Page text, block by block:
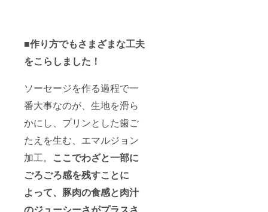
■作り方でもさまざまな工夫
をこらしました！
ソーセージを作る過程で一
番大事なのが、生地を滑ら
かにし、プリンとした歯ご
たえを生む、エマルジョン
加工。 ここでわざと一部に
ごろごろ感を残すことに
よって、豚肉の食感と肉汁